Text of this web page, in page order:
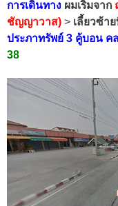
การเดินทาง ผมเริ่มจาก
ชัญญาวาส) > เลี้ยวซ้าย
ประภาทรัพย์ 3 คู้บอน ค
38